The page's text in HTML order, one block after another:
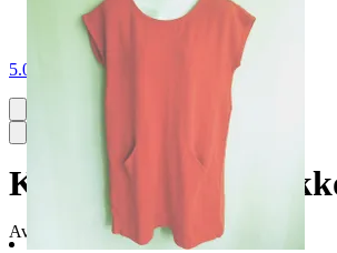
5.0
Klänning,
Avslutad
14 jun 19:54